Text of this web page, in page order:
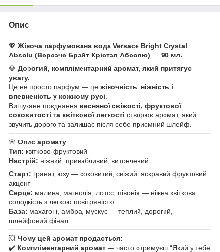
Опис
💖 Жіноча парфумована вода Versace Bright Crystal
Absolu (Версаче Брайт Крістал Абсолю) — 90 мл.
💎 Дорогий, компліментарний аромат, який притягує
увагу.
Це не просто парфум — це жіночність, ніжність і
впевненість у кожному русі
Вишукане поєднання весняної свіжості, фруктової
соковитості та квіткової легкості створює аромат, який
звучить дорого та залишає після себе приємний шлейф.
🌸 Опис аромату
Тип: квітково-фруктовий
Настрій: ніжний, привабливий, витончений
Старт: гранат, юзу — соковитий, свіжий, яскравий фруктовий
акцент
Серце: малина, магнолія, лотос, півонія — ніжна квіткова
солодкість з легкою повітряністю
База: махагоні, амбра, мускус — теплий, дорогий,
шлейфовий фінал
💥 Чому цей аромат продається:
✔️ Компліментарний аромат — часто отримуєш “Який у тебе